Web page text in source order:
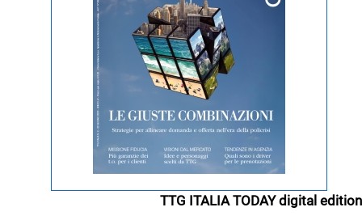
TTG ITALIA TODAY digital edition